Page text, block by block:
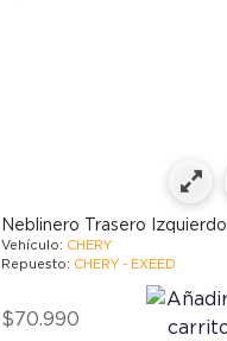
Neblinero Trasero Izquierdo
Vehículo: CHERY
Repuesto: CHERY - EXEED
$70.990